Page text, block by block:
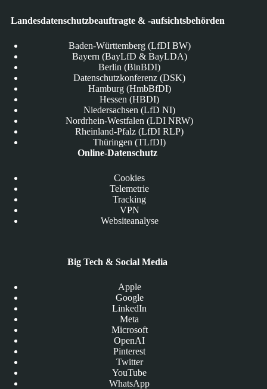
Landesdatenschutzbeauftragte & -aufsichtsbehörden
Baden-Württemberg (LfDI BW)
Bayern (BayLfD & BayLDA)
Berlin (BlnBDI)
Datenschutzkonferenz (DSK)
Hamburg (HmbBfDI)
Hessen (HBDI)
Niedersachsen (LfD NI)
Nordrhein-Westfalen (LDI NRW)
Rheinland-Pfalz (LfDI RLP)
Thüringen (TLfDI)
Online-Datenschutz
Cookies
Telemetrie
Tracking
VPN
Websiteanalyse
Big Tech & Social Media
Apple
Google
LinkedIn
Meta
Microsoft
OpenAI
Pinterest
Twitter
YouTube
WhatsApp